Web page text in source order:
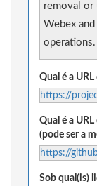
removal or
Webex
operations.
Qual é a
https://
Qual é a
(pode ser a
https://
Sob qual(is)